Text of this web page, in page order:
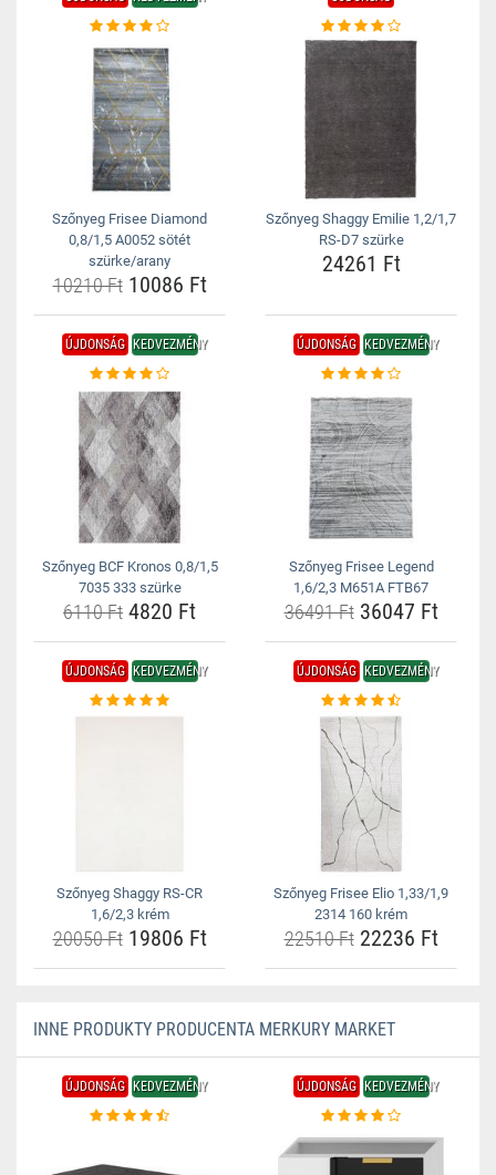
Szőnyeg Frisee Diamond
0,8/1,5 A0052 sötét
szürke/arany
10210 Ft10086 Ft
Szőnyeg Shaggy Emilie 1,2/1,7
RS-D7 szürke
24261 Ft
ÚJDONSÁG KEDVEZMÉNY
Szőnyeg BCF Kronos 0,8/1,5
7035 333 szürke
6110 Ft 4820 Ft
ÚJDONSÁG KEDVEZMÉNY
Szőnyeg Frisee Legend
1,6/2,3 M651A FTB67
36491 Ft36047 Ft
ÚJDONSÁG KEDVEZMÉNY
Szőnyeg Shaggy RS-CR
1,6/2,3 krém
20050 Ft19806 Ft
ÚJDONSÁG KEDVEZMÉNY
Szőnyeg Frisee Elio 1,33/1,9
2314 160 krém
22510 Ft22236 Ft
INNE PRODUKTY PRODUCENTA MERKURY MARKET
ÚJDONSÁG KEDVEZMÉNY ÚJDONSÁG KEDVEZMÉNY